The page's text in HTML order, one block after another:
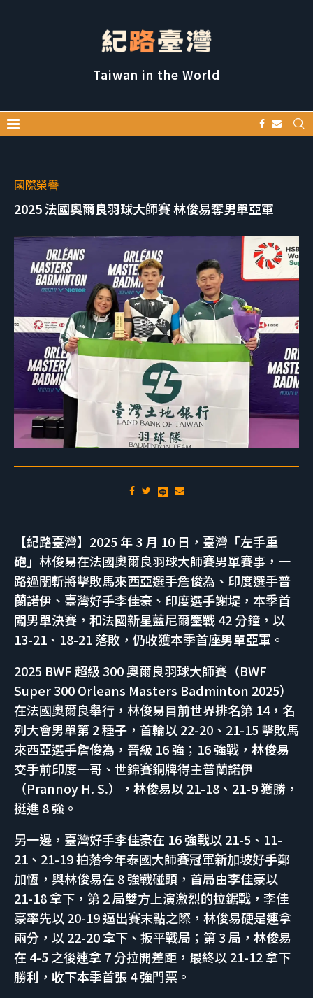
Taiwan in the World
國際榮譽
2025 法國奧爾良羽球大師賽 林俊易奪男單亞軍
【紀路臺灣】2025 年 3 月 10 日，臺灣「左手重
砲」林俊易在法國奧爾良羽球大師賽男單賽事，一
路過關斬將擊敗馬來西亞選手詹俊為、印度選手普
蘭諾伊、臺灣好手李佳豪、印度選手謝堤，本季首
闖男單決賽，和法國新星藍尼爾鏖戰 42 分鐘，以
13-21、18-21 落敗，仍收獲本季首座男單亞軍。
2025 BWF 超級 300 奧爾良羽球大師賽（BWF
Super 300 Orleans Masters Badminton 2025）
在法國奧爾良舉行，林俊易目前世界排名第 14，名
列大會男單第 2 種子，首輪以 22-20、21-15 擊敗馬
來西亞選手詹俊為，晉級 16 強；16 強戰，林俊易
交手前印度一哥、世錦賽銅牌得主普蘭諾伊
（Prannoy H. S.），林俊易以 21-18、21-9 獲勝，
挺進 8 強。
另一邊，臺灣好手李佳豪在 16 強戰以 21-5、11-
21、21-19 拍落今年泰國大師賽冠軍新加坡好手鄭
加恆，與林俊易在 8 強戰碰頭，首局由李佳豪以
21-18 拿下，第 2 局雙方上演激烈的拉鋸戰，李佳
豪率先以 20-19 逼出賽末點之際，林俊易硬是連拿
兩分，以 22-20 拿下、扳平戰局；第 3 局，林俊易
在 4-5 之後連拿 7 分拉開差距，最終以 21-12 拿下
勝利，收下本季首張 4 強門票。